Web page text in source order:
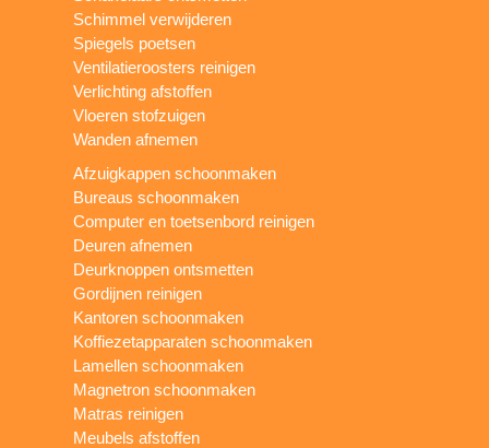
Schimmel verwijderen
Spiegels poetsen
Ventilatieroosters reinigen
Verlichting afstoffen
Vloeren stofzuigen
Wanden afnemen
Afzuigkappen schoonmaken
Bureaus schoonmaken
Computer en toetsenbord reinigen
Deuren afnemen
Deurknoppen ontsmetten
Gordijnen reinigen
Kantoren schoonmaken
Koffiezetapparaten schoonmaken
Lamellen schoonmaken
Magnetron schoonmaken
Matras reinigen
Meubels afstoffen